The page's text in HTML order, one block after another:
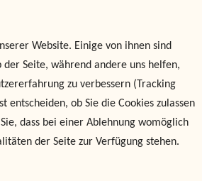
Website. Einige von ihnen sind
Seite, während andere uns helfen,
zu verbessern (Tracking
entscheiden, ob Sie die Cookies zulassen
dass bei einer Ablehnung womöglich
der Seite zur Verfügung stehen.